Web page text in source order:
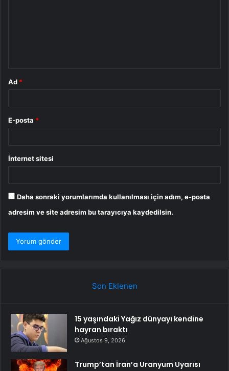
Ad *
E-posta *
İnternet sitesi
Daha sonraki yorumlarımda kullanılması için adım, e-posta
adresim ve site adresim bu tarayıcıya kaydedilsin.
Son Eklenen
15 yaşındaki Yağız dünyayı kendine
hayran bıraktı
Ağustos 9, 2026
Trump’tan İran’a Uranyum Uyarısı